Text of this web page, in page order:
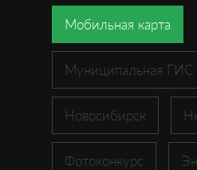
Мобильная карта
Муниципальная ГИС
Новосибирск
Фотоконкурс